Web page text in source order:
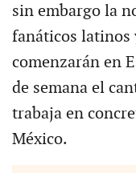
sin embargo la
fanáticos latinos
comenzarán en
de semana el
trabaja en
México.